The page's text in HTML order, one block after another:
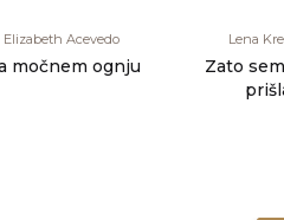
Elizabeth Acevedo
močnem ognju
Lena
Zato